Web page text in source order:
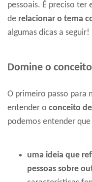
pessoais. É preciso ter
de relacionar o tema
algumas dicas a seguir!
Domine o conceito
O primeiro passo para
entender o conceito
podemos entender que
uma ideia que
pessoas sobre